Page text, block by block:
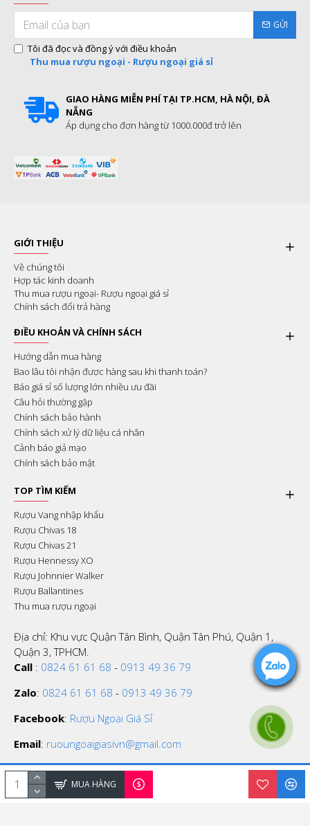
MUA HÀNG
GỬI
Tôi đã đọc và đồng ý với điều khoản
Thu mua rượu ngoại - Rượu ngoại giá sỉ
GIAO HÀNG MIỄN PHÍ TẠI TP.HCM, HÀ NỘI, ĐÀ
NẴNG
Áp dụng cho đơn hàng từ 1000.000đ trở lên
GIỚI THIỆU
Về chúng tôi
Hợp tác kinh doanh
Thu mua rượu ngoại- Rượu ngoại giá sỉ
Chính sách đổi trả hàng
ĐIỀU KHOẢN VÀ CHÍNH SÁCH
Hướng dẫn mua hàng
Bao lâu tôi nhận được hàng sau khi thanh toán?
Báo giá sỉ số lượng lớn nhiều ưu đãi
Câu hỏi thường gặp
Chính sách bảo hành
Chính sách xử lý dữ liệu cá nhân
Cảnh báo giả mạo
Chính sách bảo mật
TOP TÌM KIẾM
Rượu Vang nhập khẩu
Rượu Chivas 18
Rượu Chivas 21
Rượu Hennessy XO
Rượu Johnnier Walker
Rượu Ballantines
Thu mua rượu ngoại
Địa chỉ: Khu vực Quận Tân Bình, Quận Tân Phú, Quận 1,
Quận 3, TPHCM.
Call : 0824 61 61 68 - 0913 49 36 79
Zalo: 0824 61 61 68 - 0913 49 36 79
Facebook: Rượu Ngoại Giá Sỉ
Email: ruoungoaigiasivn@gmail.com